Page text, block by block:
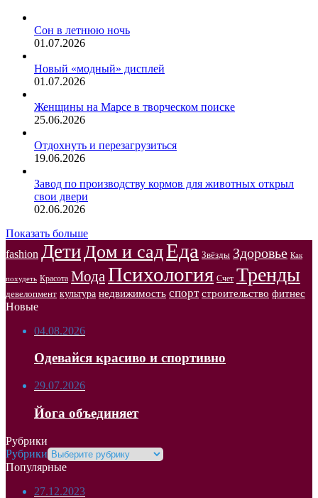
Сон в летнюю ночь
01.07.2026
Новый «модный» дисплей
01.07.2026
Женщины на Марсе в творческом поиске
25.06.2026
Отдохнуть и перезагрузиться
19.06.2026
Завод по производству кормов для животных открыл
свои двери
02.06.2026
Показать больше
fashion Дети Дом и садЕда Звёзды Здоровье Как
похудеть Красота Мода Психология Счет Тренды
девелопмент культура недвижимость спорт строительство фитнес
Новые
04.08.2026
Одевайся красиво и спортивно
29.07.2026
Йога объединяет
Рубрики
Рубрики
Популярные
27.12.2023